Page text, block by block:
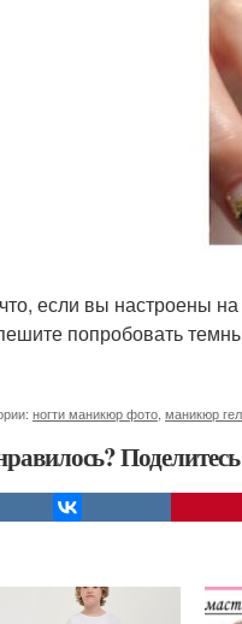
если вы настроены
попробовать
ногти маникюр фото маникюр